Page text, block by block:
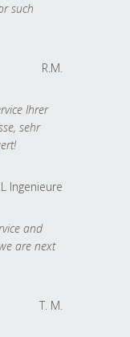
such
R.M.
Ihrer
sehr
Ingenieure
and
are next
T. M.